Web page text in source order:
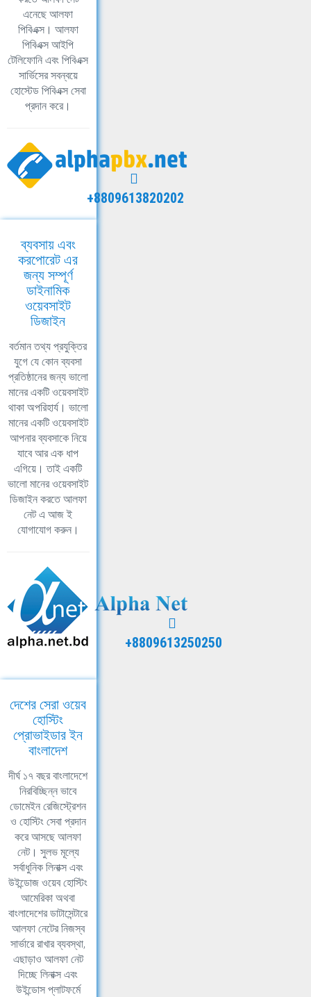
এনেছে আলফা
পিবিএক্স। আলফা
পিবিএক্স আইপি
টেলিফোনি এবং পিবিএক্স
সার্ভিসের সবন্বয়ে
হোস্টেড পিবিএক্স সেবা
প্রদান করে।
+8809613820202
ব্যবসায় এবং
করপোরেট এর
জন্য সম্পূর্ণ
ডাইনামিক
ওয়েবসাইট
ডিজাইন
বর্তমান তথ্য প্রযুক্তির
যুগে যে কোন ব্যবসা
প্রতিষ্ঠানের জন্য ভালো
মানের একটি ওয়েবসাইট
থাকা অপরিহার্য। ভালো
মানের একটি ওয়েবসাইট
আপনার ব্যবসাকে নিয়ে
যাবে আর এক ধাপ
এগিয়ে। তাই একটি
ভালো মানের ওয়েবসাইট
ডিজাইন করতে আলফা
নেট এ আজ ই
যোগাযোগ করুন।
+8809613250250
দেশের সেরা ওয়েব
হোস্টিং
প্রোভাইডার ইন
বাংলাদেশ
দীর্ঘ ১৭ বছর বাংলাদেশে
নিরবিচ্ছিন্ন ভাবে
ডোমেইন রেজিস্ট্রেশন
ও হোস্টিং সেবা প্রদান
করে আসছে আলফা
নেট। সুলভ মূল্যে
সর্বাধুনিক লিনাক্স এবং
উইন্ডোজ ওয়েব হোস্টিং
আমেরিকা অথবা
বাংলাদেশের ডাটাসেন্টারে
আলফা নেটের নিজস্ব
সার্ভারে রাখার ব্যবস্থা,
এছাড়াও আলফা নেট
দিচ্ছে লিনাক্স এবং
উইন্ডোস প্লাটফর্মে